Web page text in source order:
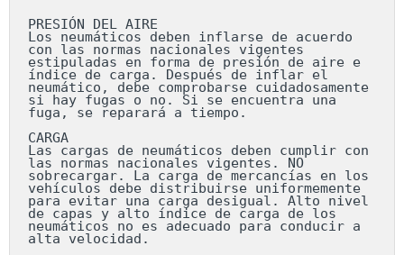
PRESIÓN DEL AIRE
Los neumáticos deben inflarse de acuerdo
con las normas nacionales vigentes
estipuladas en forma de presión de aire e
índice de carga. Después de inflar el
neumático, debe comprobarse cuidadosamente
si hay fugas o no. Si se encuentra una
fuga, se reparará a tiempo.
CARGA
Las cargas de neumáticos deben cumplir con
las normas nacionales vigentes. NO
sobrecargar. La carga de mercancías en los
vehículos debe distribuirse uniformemente
para evitar una carga desigual. Alto nivel
de capas y alto índice de carga de los
neumáticos no es adecuado para conducir a
alta velocidad.